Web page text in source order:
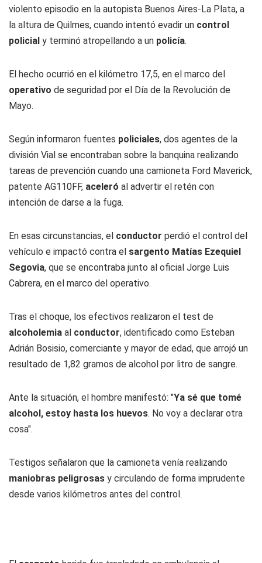
violento episodio en la autopista Buenos Aires-La Plata, a
la altura de Quilmes, cuando intentó evadir un control
policial y terminó atropellando a un policía.
El hecho ocurrió en el kilómetro 17,5, en el marco del
operativo de seguridad por el Día de la Revolución de
Mayo.
Según informaron fuentes policiales, dos agentes de la
división Vial se encontraban sobre la banquina realizando
tareas de prevención cuando una camioneta Ford Maverick,
patente AG110FF, aceleró al advertir el retén con
intención de darse a la fuga.
En esas circunstancias, el conductor perdió el control del
vehículo e impactó contra el sargento Matías Ezequiel
Segovia, que se encontraba junto al oficial Jorge Luis
Cabrera, en el marco del operativo.
Tras el choque, los efectivos realizaron el test de
alcoholemia al conductor, identificado como Esteban
Adrián Bosisio, comerciante y mayor de edad, que arrojó un
resultado de 1,82 gramos de alcohol por litro de sangre.
Ante la situación, el hombre manifestó: "Ya sé que tomé
alcohol, estoy hasta los huevos. No voy a declarar otra
cosa".
Testigos señalaron que la camioneta venía realizando
maniobras peligrosas y circulando de forma imprudente
desde varios kilómetros antes del control.